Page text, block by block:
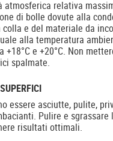
atmosferica relativa
di bolle dovute alla
e del materiale da
alla temperatura
e +20°C. Non
spalmate.
essere asciutte, pulite,
Pulire e sgrassare
risultati ottimali.